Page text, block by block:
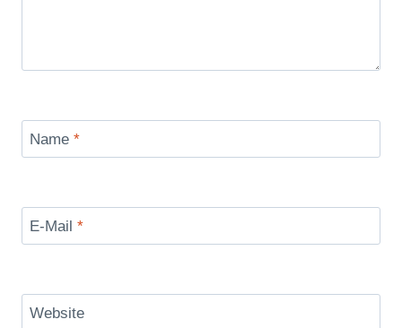
Name *
E-Mail *
Website